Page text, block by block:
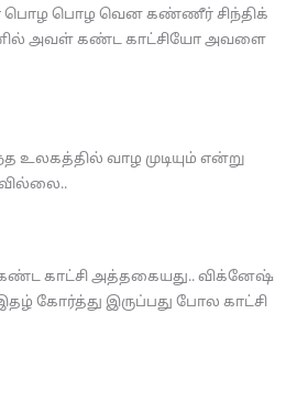
பொழ வென கண்ணீர் சிந்திக்
அவள் கண்ட காட்சியோ அவளை
வாழ முடியும் என்று
காட்சி அத்தகையது.. விக்னேஷ்
கோர்த்து இருப்பது போல காட்சி